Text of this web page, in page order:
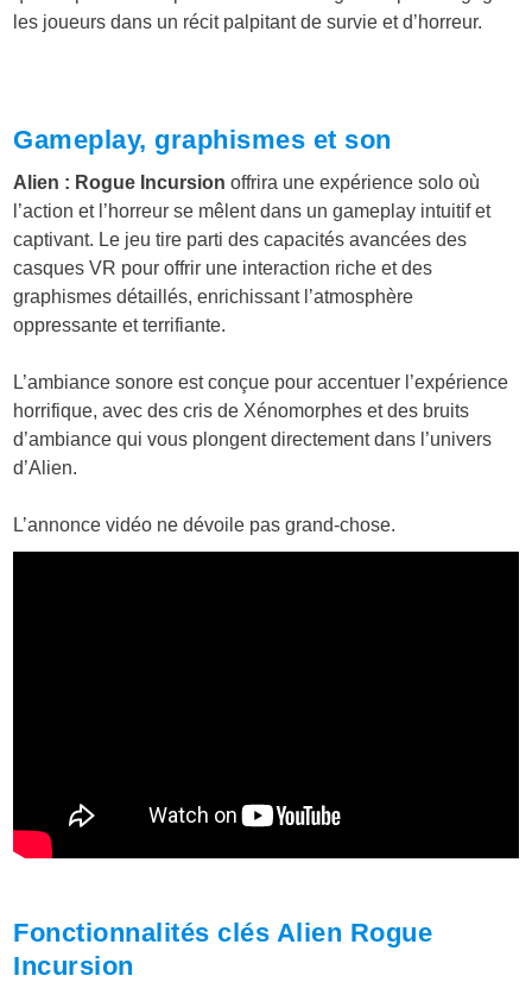
les joueurs dans un récit palpitant de survie et d’horreur.
Gameplay, graphismes et son
Alien : Rogue Incursion offrira une expérience solo où
l’action et l’horreur se mêlent dans un gameplay intuitif et
captivant. Le jeu tire parti des capacités avancées des
casques VR pour offrir une interaction riche et des
graphismes détaillés, enrichissant l’atmosphère
oppressante et terrifiante.
L’ambiance sonore est conçue pour accentuer l’expérience
horrifique, avec des cris de Xénomorphes et des bruits
d’ambiance qui vous plongent directement dans l’univers
d’Alien.
L’annonce vidéo ne dévoile pas grand-chose.
Fonctionnalités clés Alien Rogue
Incursion